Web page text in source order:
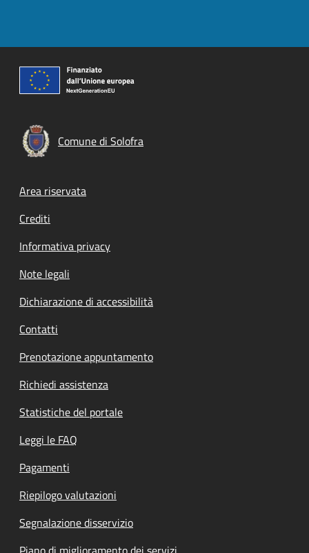
Comune di Solofra
Footer menu
Area riservata
Crediti
Informativa privacy
Note legali
Dichiarazione di accessibilità
Contatti
Prenotazione appuntamento
Richiedi assistenza
Statistiche del portale
Leggi le FAQ
Pagamenti
Riepilogo valutazioni
Segnalazione disservizio